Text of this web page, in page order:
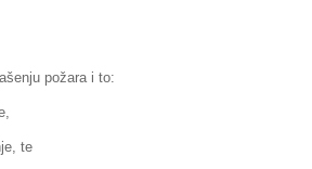
požara i to:
te